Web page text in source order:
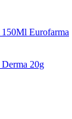
Eurofarma
20g